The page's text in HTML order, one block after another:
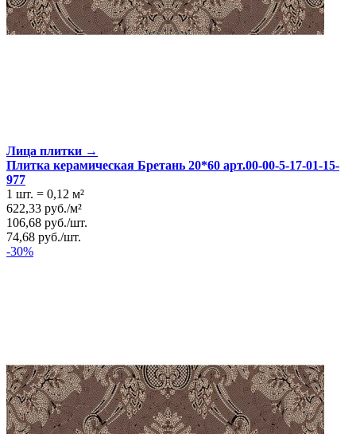
Лица плитки →
Плитка керамическая Бретань 20*60 арт.00-00-5-17-01-15-
977
1 шт. = 0,12 м²
622,33 руб./м²
106,68 руб./шт.
74,68 руб./шт.
-30%